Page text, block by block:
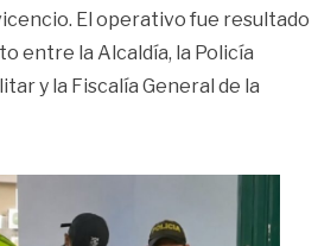
El operativo fue resultado
entre la Alcaldía, la Policía
y la Fiscalía General de la